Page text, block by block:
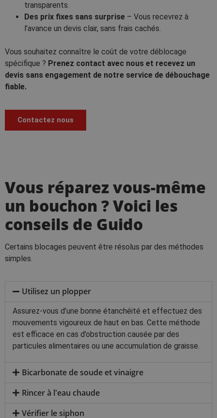
transparents.
Des prix fixes sans surprise – Vous recevrez à
l’avance un devis clair, sans frais cachés.
Vous souhaitez connaître le coût de votre déblocage
spécifique ? Prenez contact avec nous et recevez un
devis sans engagement de notre service de débouchage
fiable.
Contactez nous
Vous réparez vous-même
un bouchon ? Voici les
conseils de Guido
Certains blocages peuvent être résolus par des méthodes
simples.
Utilisez un plopper
Assurez-vous d’une bonne étanchéité et effectuez des
mouvements vigoureux de haut en bas. Cette méthode
est efficace en cas d’obstruction causée par des
particules alimentaires ou une accumulation de graisse.
Bicarbonate de soude et vinaigre
Rincer à l'eau chaude
Vérifier le siphon